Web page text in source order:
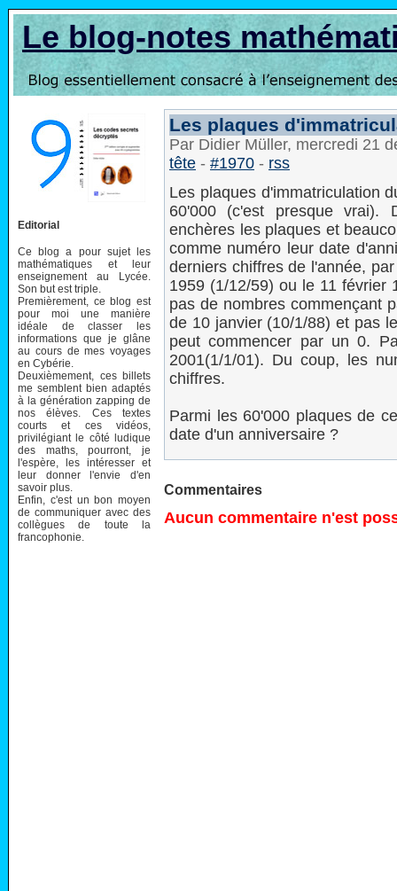
Le blog-notes
Editorial
Ce blog a pour sujet les
mathématiques et leur
enseignement au Lycée.
Son but est triple.
Premièrement, ce blog est
pour moi une manière
idéale de classer les
informations que je glâne
au cours de mes voyages
en Cybérie.
Deuxièmement, ces billets
me semblent bien adaptés
à la génération zapping de
nos élèves. Ces textes
courts et ces vidéos,
privilégiant le côté ludique
des maths, pourront, je
l'espère, les intéresser et
leur donner l'envie d'en
savoir plus.
Enfin, c'est un bon moyen
de communiquer avec des
collègues de toute la
francophonie.
Les plaques
Par Didier Müller, mercredi 21
tête - #1970 - rss
Les plaques d'immatriculation
60'000 (c'est presque vrai).
enchères les plaques et
comme numéro leur date
derniers chiffres de l'année,
1959 (1/12/59) ou le 11 février
pas de nombres commençant
de 10 janvier (10/1/88) et pas
peut commencer par un 0.
2001(1/1/01). Du coup, les
chiffres.
Parmi les 60'000 plaques de
date d'un anniversaire ?
Commentaires
Aucun commentaire n'est